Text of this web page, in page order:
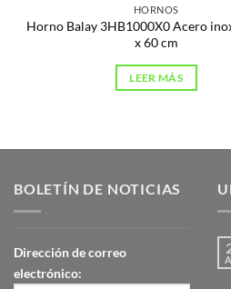
HORNOS
Horno Balay 3HB1000X0 Acero
x 60 cm
LEER MÁS
BOLETÍN DE NOTICIAS
Dirección de correo
electrónico: